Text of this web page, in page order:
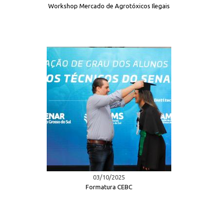
Workshop Mercado de Agrotóxicos Ilegais
03/10/2025
Formatura CEBC